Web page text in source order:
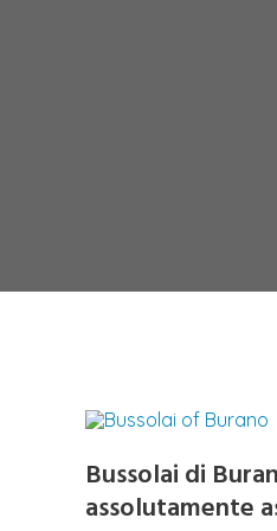
Bussolai di
assolutamente